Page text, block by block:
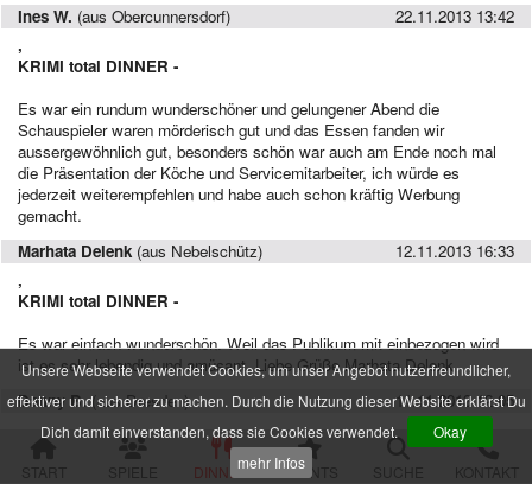
Unsere Webseite verwendet Cookies, um unser Angebot nutzerfreundlicher,
effektiver und sicherer zu machen. Durch die Nutzung dieser Website erklärst Du
Dich damit einverstanden, dass sie Cookies verwendet.
Okay
mehr Infos
START SPIELE DINNER EVENTS SUCHE KONTAKT
Spielorte und Tatzeiten
Sachsen
Dresden
Görlitz
Gröditz
Großröhrsdorf
Leipzig
Meißen
Neustadt (Sachsen)
Zwickau
Niedersachsen
Braunschweig
Hannover
Jork (bei Hamburg)
Rinteln
Ines W. (aus Obercunnersdorf)
22.11.2013 13:42
,
KRIMI total DINNER -
Es war ein rundum wunderschöner und gelungener Abend die
Schauspieler waren mörderisch gut und das Essen fanden wir
aussergewöhnlich gut, besonders schön war auch am Ende noch mal
die Präsentation der Köche und Servicemitarbeiter, ich würde es
jederzeit weiterempfehlen und habe auch schon kräftig Werbung
gemacht.
Marhata Delenk (aus Nebelschütz)
12.11.2013 16:33
,
KRIMI total DINNER -
Es war einfach wunderschön. Weil das Publikum mit einbezogen wird
ist es sehr lebendig und amüsant. Liebe Grüße Marhata Delenk
Danny B.(aus Dresden)
11.11.2013 12:05
KRIMI
DINNER -